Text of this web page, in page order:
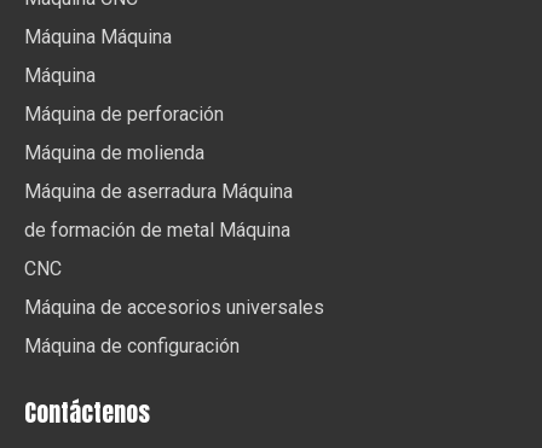
Máquina Máquina
Máquina
Máquina de perforación
Máquina de molienda
Máquina de aserradura Máquina
de formación de metal Máquina
CNC
Máquina de accesorios universales
Máquina de configuración
Contáctenos